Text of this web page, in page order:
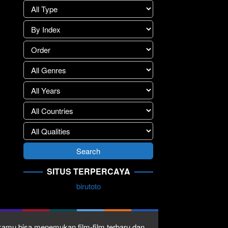
SITUS TERPERCAYA
birutoto